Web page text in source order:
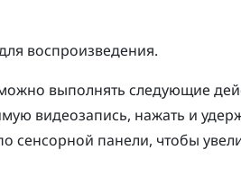
воспроизведения.
выполнять следующие
видеозапись, нажать и
сенсорной панели, чтобы